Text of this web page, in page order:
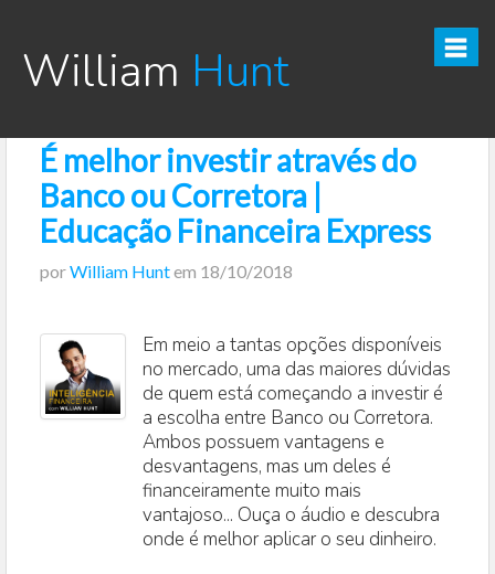
William Hunt
CURSO TESOURO DIRETO PRO
CURSO SEGREDOS DOS INVESTIMENTOS PARA INICIANTES
VÍDEOS
POSTS
É melhor investir através do
Banco ou Corretora |
Educação Financeira Express
porWilliam Huntem 18/10/2018
Em meio a tantas opções disponíveis
no mercado, uma das maiores dúvidas
de quem está começando a investir é
a escolha entre Banco ou Corretora.
Ambos possuem vantagens e
desvantagens, mas um deles é
financeiramente muito mais
vantajoso... Ouça o áudio e descubra
onde é melhor aplicar o seu dinheiro.